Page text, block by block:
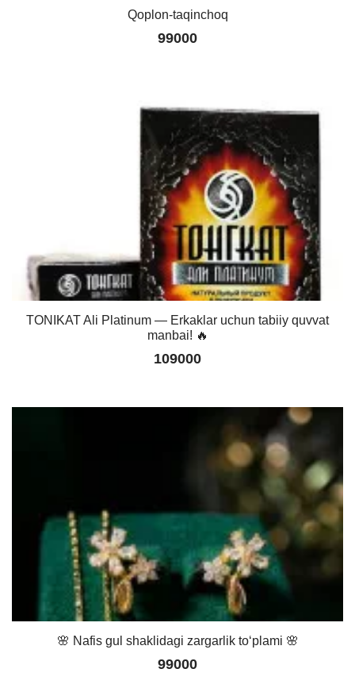
Qoplon-taqinchoq
99000
TONIKAT Ali Platinum — Erkaklar uchun tabiiy quvvat
manbai! 🔥
109000
🌸 Nafis gul shaklidagi zargarlik to‘plami 🌸
99000